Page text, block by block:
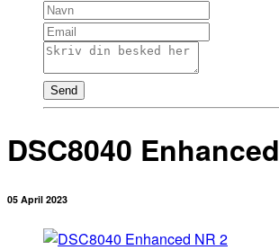
Send
DSC8040
05 April 2023